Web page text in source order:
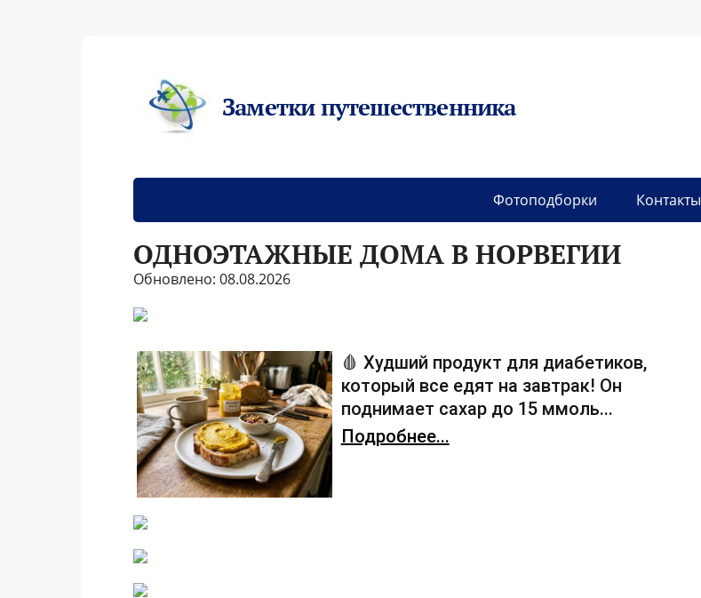
Заметки путешественника
Фотоподборки Контакты
ОДНОЭТАЖНЫЕ ДОМА В НОРВЕГИИ
Обновлено: 08.08.2026
🩸 Худший продукт для диабетиков,
который все едят на завтрак! Он
поднимает сахар до 15 ммоль...
Подробнее...